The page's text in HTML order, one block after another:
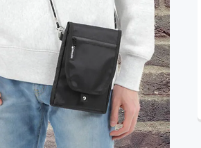
CAMPFIRE for Social GoodCAMPFIRE Creation
CAMPFIREふるさと納税
machi-yaコミュニティ